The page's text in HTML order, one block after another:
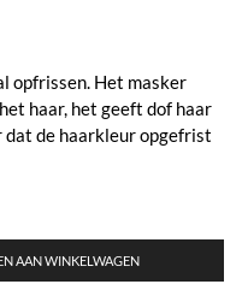
opfrissen. Het masker
haar, het geeft dof haar
dat de haarkleur opgefrist
AAN WINKELWAGEN